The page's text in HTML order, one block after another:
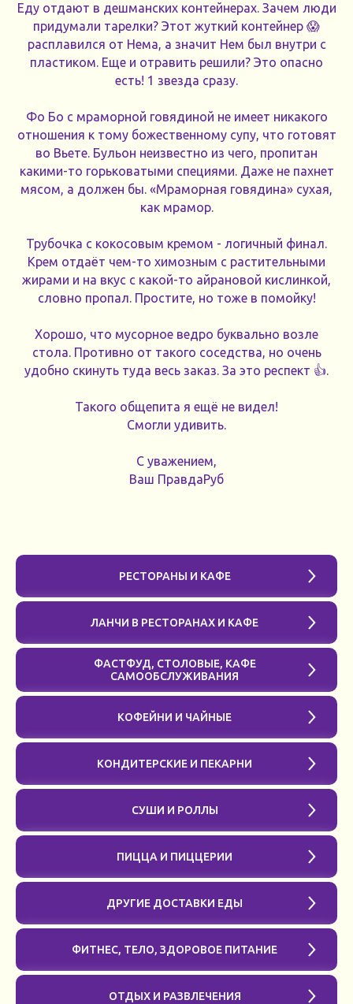
Еду отдают в дешманских контейнерах. Зачем люди
придумали тарелки? Этот жуткий контейнер 😱
расплавился от Нема, а значит Нем был внутри с
пластиком. Еще и отравить решили? Это опасно
есть! 1 звезда сразу.
Фо Бо с мраморной говядиной не имеет никакого
отношения к тому божественному супу, что готовят
во Вьете. Бульон неизвестно из чего, пропитан
какими-то горьковатыми специями. Даже не пахнет
мясом, а должен бы. «Мраморная говядина» сухая,
как мрамор.
Трубочка с кокосовым кремом - логичный финал.
Крем отдаёт чем-то химозным с растительными
жирами и на вкус с какой-то айрановой кислинкой,
словно пропал. Простите, но тоже в помойку!
Хорошо, что мусорное ведро буквально возле
стола. Противно от такого соседства, но очень
удобно скинуть туда весь заказ. За это респект 👍.
Такого общепита я ещё не видел!
Смогли удивить.
С уважением,
Ваш ПравдаРуб
РЕСТОРАНЫ И КАФЕ
ЛАНЧИ В РЕСТОРАНАХ И КАФЕ
ФАСТФУД, СТОЛОВЫЕ, КАФЕ
САМООБСЛУЖИВАНИЯ
КОФЕЙНИ И ЧАЙНЫЕ
КОНДИТЕРСКИЕ И ПЕКАРНИ
СУШИ И РОЛЛЫ
ПИЦЦА И ПИЦЦЕРИИ
ДРУГИЕ ДОСТАВКИ ЕДЫ
ФИТНЕС, ТЕЛО, ЗДОРОВОЕ ПИТАНИЕ
ОТДЫХ И РАЗВЛЕЧЕНИЯ